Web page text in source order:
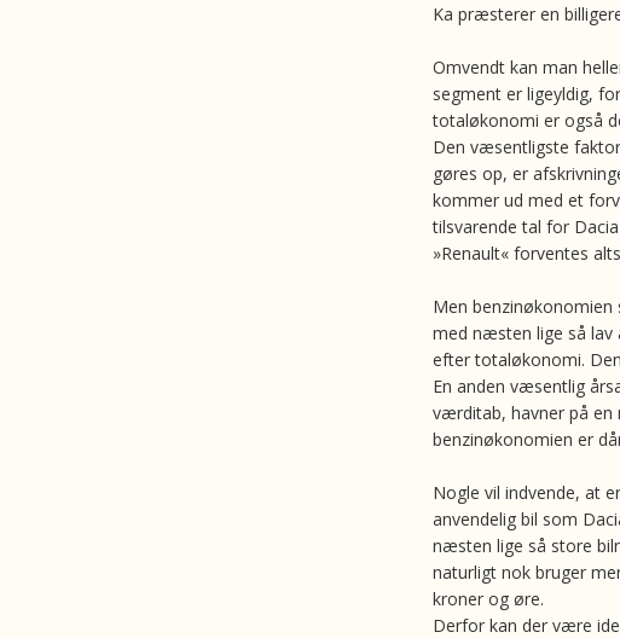
Ka præsterer en
Omvendt kan man
segment er ligeyldig,
totaløkonomi er også
Den væsentligste
gøres op, er
kommer ud med et
tilsvarende tal for
»Renault« forventes
Men benzinøkonomien
med næsten lige så lav
efter totaløkonomi.
En anden væsentlig
værditab, havner på en
benzinøkonomien er
Nogle vil indvende, at
anvendelig bil som
næsten lige så store
naturligt nok bruger
kroner og øre.
Derfor kan der være